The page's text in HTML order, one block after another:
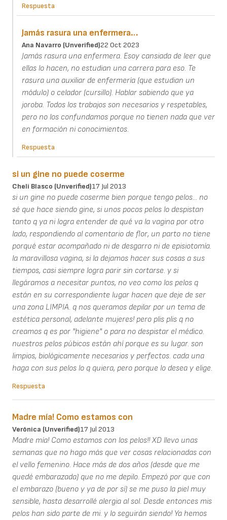
Respuesta
Jamás rasura una enfermera…
Ana Navarro (unverified)22 Oct 2023
Jamás rasura una enfermera. Esoy cansiada de leer que
ellas lo hacen, no estudian una carrera para eso. Te
rasura una auxiliar de enfermería (que estudian un
módulo) o celador (cursillo). Hablar sabiendo que ya
joroba. Todos los trabajos son necesarios y respetables,
pero no los confundamos porque no tienen nada que ver
en formación ni conocimientos.
Respuesta
si un gine no puede coserme
Cheli Blasco (unverified)17 Jul 2013
si un gine no puede coserme bien porque tengo pelos... no
sé que hace siendo gine, si unos pocos pelos lo despistan
tanto q ya ni logra entender de qué va la vagina por otro
lado, respondiendo al comentario de flor, un parto no tiene
porqué estar acompañado ni de desgarro ni de episiotomía.
la maravillosa vagina, si la dejamos hacer sus cosas a sus
tiempos, casi siempre logra parir sin cortarse. y si
llegáramos a necesitar puntos, no veo como los pelos q
están en su correspondiente lugar hacen que deje de ser
una zona LIMPIA. q nos queramos depilar por un tema de
estética personal, adelante mujeres! pero plis plis q no
creamos q es por "higiene" o para no despistar el médico.
nuestros pelos púbicos están ahí porque es su lugar. son
limpios, biológicamente necesarios y perfectos. cada una
haga con sus pelos lo q quiera, pero porque lo desea y elige.
Respuesta
Madre mía! Como estamos con
Verónica (unverified)17 Jul 2013
Madre mía! Como estamos con los pelos!! XD llevo unas
semanas que no hago más que ver cosas relacionadas con
el vello femenino. Hace más de dos años (desde que me
quedé embarazada) que no me depilo. Empezó por que con
el embarazo (bueno y ya de por sí) se me puso la piel muy
sensible, hasta desarrollé alergia al sol. Desde entonces mis
pelos han sido parte de mi. y lo seguirán siendo! Ya hemos